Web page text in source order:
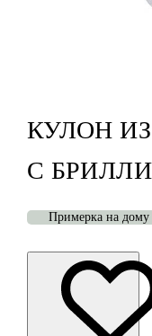
КУЛОН
С
Примерка на дому